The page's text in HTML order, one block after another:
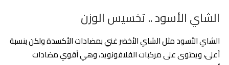
الشاي الأسود .. تخسيس الوزن
الشاي الأسود مثل الشاي الأخضر غني بمضادات الأكسدة ولكن بنسبة
أعلى، ويحتوى على مركبات الفلافونويد، وهي أقوي مضادات